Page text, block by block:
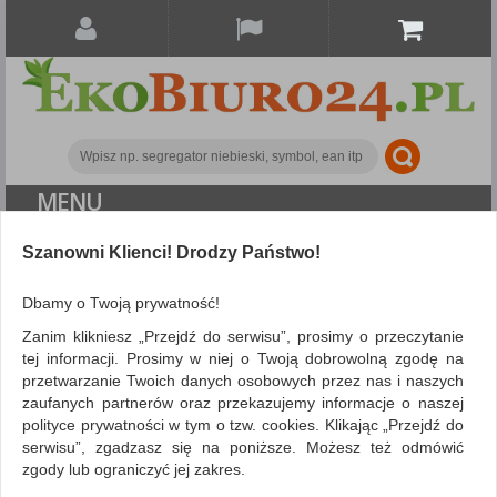
MENU
ALL CATEGORIES
FILTRY
Drobne akcesoria biurowe Zszywki
ZNALEZIONYCH PRODUKTÓW: 40
ZSZYWKI
ZSZYWKI – DROBIAZG, KTÓRY JEST NIEZBĘDNY
Szanowni Klienci! Drodzy Państwo!
Dbamy o Twoją prywatność!
Zanim klikniesz „Przejdź do serwisu”, prosimy o przeczytanie
tej informacji. Prosimy w niej o Twoją dobrowolną zgodę na
przetwarzanie Twoich danych osobowych przez nas i naszych
zaufanych partnerów oraz przekazujemy informacje o naszej
polityce prywatności w tym o tzw. cookies. Klikając „Przejdź do
serwisu”, zgadzasz się na poniższe. Możesz też odmówić
zgody lub ograniczyć jej zakres.